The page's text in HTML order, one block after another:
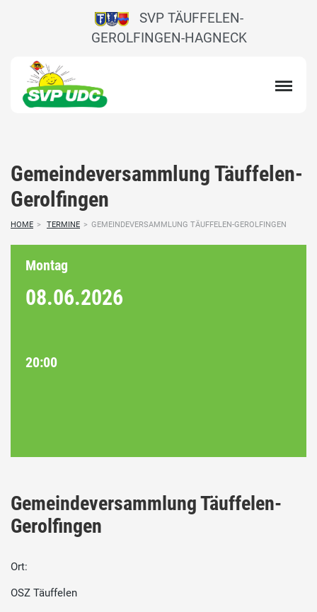
SVP TÄUFFELEN-
GEROLFINGEN-HAGNECK
Gemeindeversammlung Täuffelen-
Gerolfingen
HOME > TERMINE > GEMEINDEVERSAMMLUNG TÄUFFELEN-GEROLFINGEN
Montag
08.06.2026
20:00
Gemeindeversammlung Täuffelen-
Gerolfingen
Ort:
OSZ Täuffelen